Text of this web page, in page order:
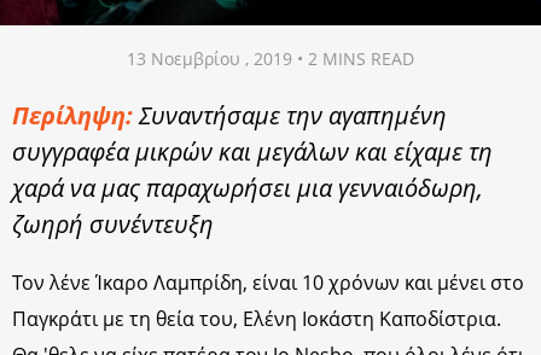
13 Νοεμβρίου , 2019 • 2 MINS READ
Περίληψη:Συναντήσαμε την αγαπημένη
συγγραφέα μικρών και μεγάλων και είχαμε τη
χαρά να μας παραχωρήσει μια γενναιόδωρη,
ζωηρή συνέντευξη
Τον λένε Ίκαρο Λαμπρίδη, είναι 10 χρόνων και μένει στο
Παγκράτι με τη θεία του, Ελένη Ιοκάστη Καποδίστρια.